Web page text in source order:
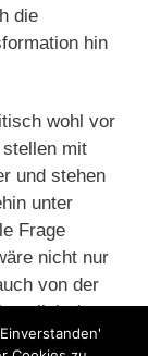
die
hin
wohl vor
mit
und stehen
unter
Frage
nicht nur
von der
der
Abfederung